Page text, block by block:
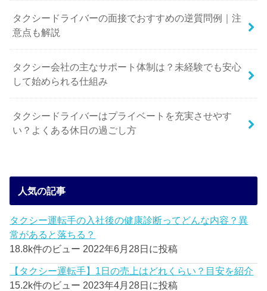
タクシードライバーの面接でおすすめの逆質問例｜注
意点も解説
タクシー会社の主なサポート体制は？未経験でも安心
して始められる仕組み
タクシードライバーはプライベートを充実させやす
い？よくある休日の過ごし方
人気の記事
タクシー運転手の入社後の健康診断ってどんな内容？異
常があると落ちる？
18.8k件のビュー 2022年6月28日に投稿
【タクシー運転手】1日の売上はどれくらい？目安を紹介
15.2k件のビュー 2023年4月28日に投稿